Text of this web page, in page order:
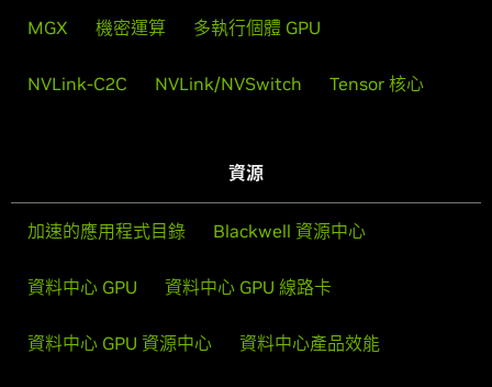
MGX 機密運算 多執行個體 GPU
NVLink-C2C NVLink/NVSwitch Tensor 核心
資源
加速的應用程式目錄 Blackwell 資源中心
資料中心 GPU 資料中心 GPU 線路卡
資料中心 GPU 資源中心 資料中心產品效能